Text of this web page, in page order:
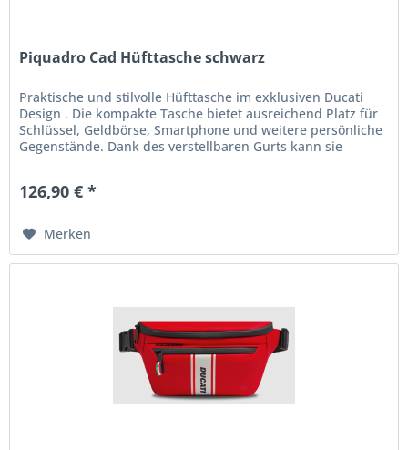
Piquadro Cad Hüfttasche schwarz
Praktische und stilvolle Hüfttasche im exklusiven Ducati
Design . Die kompakte Tasche bietet ausreichend Platz für
Schlüssel, Geldbörse, Smartphone und weitere persönliche
Gegenstände. Dank des verstellbaren Gurts kann sie
126,90 € *
Merken